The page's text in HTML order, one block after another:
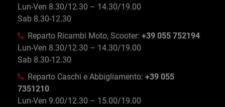
Lun-Ven 8.30/12.30 – 14.30/19.00
Sab 8.30-12.30
Reparto Ricambi Moto, Scooter: +39 055 752194
Lun-Ven 8.30/12.30 – 14.30/19.00
Sab 8.30-12.30
Reparto Caschi e Abbigliamento: +39 055
7351210
Lun-Ven 9.00/12.30 – 15.00/19.00